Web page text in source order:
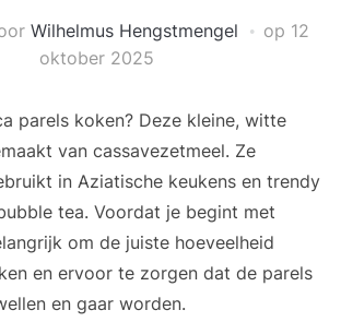
Wilhelmus Hengstmengel op 12
oktober 2025
parels koken? Deze kleine, witte
van cassavezetmeel. Ze
in Aziatische keukens en trendy
tea. Voordat je begint met
om de juiste hoeveelheid
en ervoor te zorgen dat de parels
en gaar worden.